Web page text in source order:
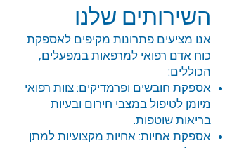
השירותים שלנו
אנו מציעים פתרונות מקיפים לאספקת
כוח אדם רפואי למרפאות במפעלים,
הכוללים:
אספקת חובשים ופרמדיקים: צוות רפואי
מיומן לטיפול במצבי חירום ובעיות
בריאות שוטפות.
אספקת אחיות: אחיות מקצועיות למתן